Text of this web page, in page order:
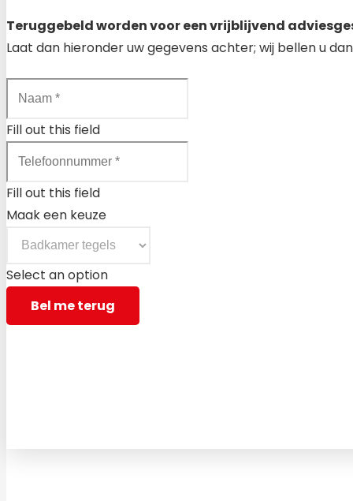
Teruggebeld worden voor een vrijblijvend
Laat dan hieronder uw gegevens achter; wij bellen u
Fill out this field
Fill out this field
Maak een keuze
Select an option
Bel me terug